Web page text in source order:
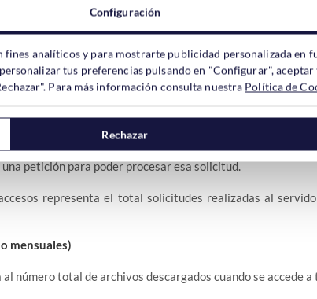
accede a tu web a las 12:00 horas del mediodía y visita
TCP/IP este dato no puede ser considerado como
mensuales)
accede a una página, noticia o artículo de tu site (o
petición para poder procesar esa solicitud.
representa el total solicitudes realizadas al
mensuales)
número total de archivos descargados cuando se accede a
Configuración
fines analíticos y para mostrarte publicidad personalizada en
tus preferencias pulsando en "Configurar",
Para más información consulta nuestra Política de
Rechazar